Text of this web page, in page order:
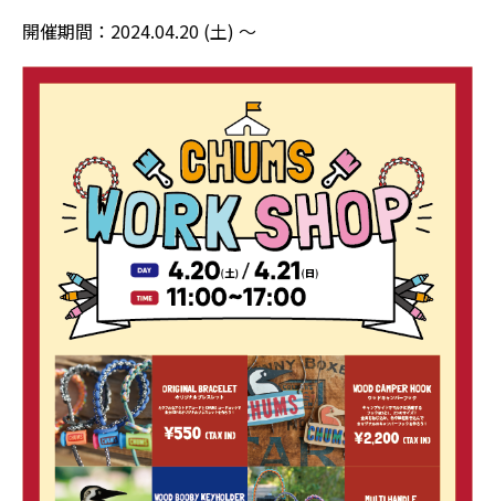
開催期間： 2024.04.20 (土) ～